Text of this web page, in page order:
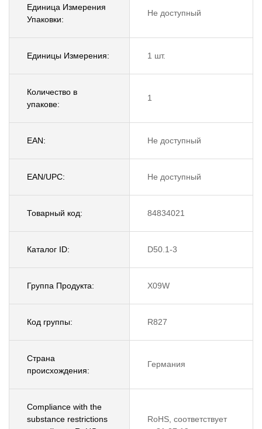
Единица Измерения
Упаковки:
Не доступный
Единицы Измерения: 1 шт.
Количество в
упакове:
1
EAN: Не доступный
EAN/UPC: Не доступный
Товарный код: 84834021
Каталог ID: D50.1-3
Группа Продукта: X09W
Код группы: R827
Страна
происхождения:
Германия
Compliance with the
substance restrictions
RoHS, соответствует